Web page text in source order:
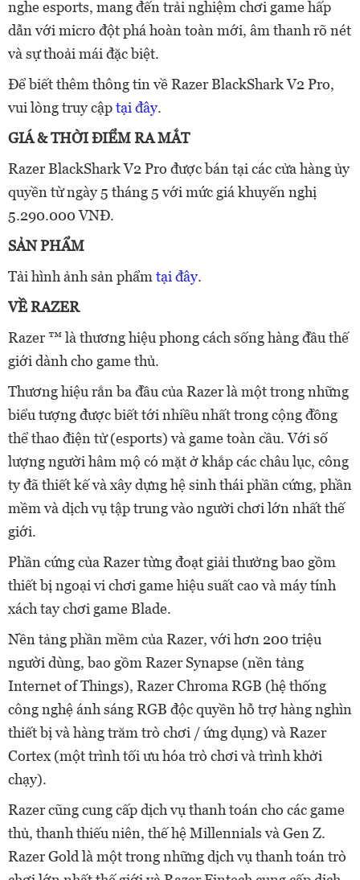
nghe esports, mang đến trải nghiệm chơi game hấp
dẫn với micro đột phá hoàn toàn mới, âm thanh rõ nét
và sự thoải mái đặc biệt.
Để biết thêm thông tin về Razer BlackShark V2 Pro,
vui lòng truy cậptại đây.
GIÁ & THỜI ĐIỂM RA MẮT
Razer BlackShark V2 Pro được bán tại các cửa hàng ủy
quyền từ ngày 5 tháng 5 với mức giá khuyến nghị
5.290.000 VNĐ.
SẢN PHẨM
Tải hình ảnh sản phẩmtại đây.
VỀ RAZER
Razer ™ là thương hiệu phong cách sống hàng đầu thế
giới dành cho game thủ.
Thương hiệu rắn ba đầu của Razer là một trong những
biểu tượng được biết tới nhiều nhất trong cộng đồng
thể thao điện tử (esports) và game toàn cầu. Với số
lượng người hâm mộ có mặt ở khắp các châu lục, công
ty đã thiết kế và xây dựng hệ sinh thái phần cứng, phần
mềm và dịch vụ tập trung vào người chơi lớn nhất thế
giới.
Phần cứng của Razer từng đoạt giải thưởng bao gồm
thiết bị ngoại vi chơi game hiệu suất cao và máy tính
xách tay chơi game Blade.
Nền tảng phần mềm của Razer, với hơn 200 triệu
người dùng, bao gồm Razer Synapse (nền tảng
Internet of Things), Razer Chroma RGB (hệ thống
công nghệ ánh sáng RGB độc quyền hỗ trợ hàng nghìn
thiết bị và hàng trăm trò chơi / ứng dụng) và Razer
Cortex (một trình tối ưu hóa trò chơi và trình khởi
chạy).
Razer cũng cung cấp dịch vụ thanh toán cho các game
thủ, thanh thiếu niên, thế hệ Millennials và Gen Z.
Razer Gold là một trong những dịch vụ thanh toán trò